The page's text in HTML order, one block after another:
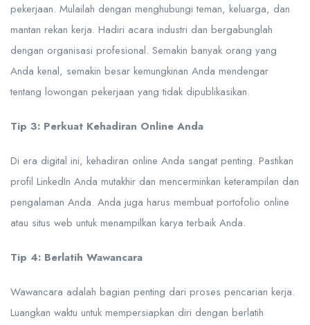
pekerjaan. Mulailah dengan menghubungi teman, keluarga, dan
mantan rekan kerja. Hadiri acara industri dan bergabunglah
dengan organisasi profesional. Semakin banyak orang yang
Anda kenal, semakin besar kemungkinan Anda mendengar
tentang lowongan pekerjaan yang tidak dipublikasikan.
Tip 3: Perkuat Kehadiran Online Anda
Di era digital ini, kehadiran online Anda sangat penting. Pastikan
profil LinkedIn Anda mutakhir dan mencerminkan keterampilan dan
pengalaman Anda. Anda juga harus membuat portofolio online
atau situs web untuk menampilkan karya terbaik Anda.
Tip 4: Berlatih Wawancara
Wawancara adalah bagian penting dari proses pencarian kerja.
Luangkan waktu untuk mempersiapkan diri dengan berlatih